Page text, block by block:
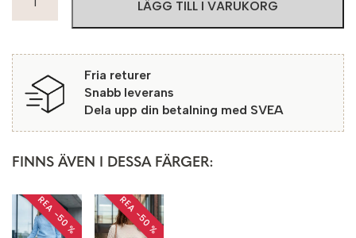
Tröja
SoftRose
mängd
LÄGG TILL I VARUKORG
Fria returer
Snabb leverans
Dela upp din betalning med SVEA
FINNS ÄVEN I DESSA FÄRGER:
REA −50 % REA −50 %